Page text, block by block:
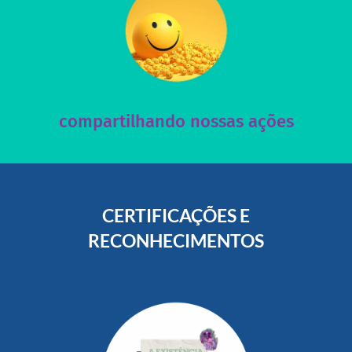
compartilhando nossas ações
Acesse nossas redes sociais e nos ajude compartilhando
nossos posts e nosso site!
acesse nosso instagram
CERTIFICAÇÕES E
RECONHECIMENTOS